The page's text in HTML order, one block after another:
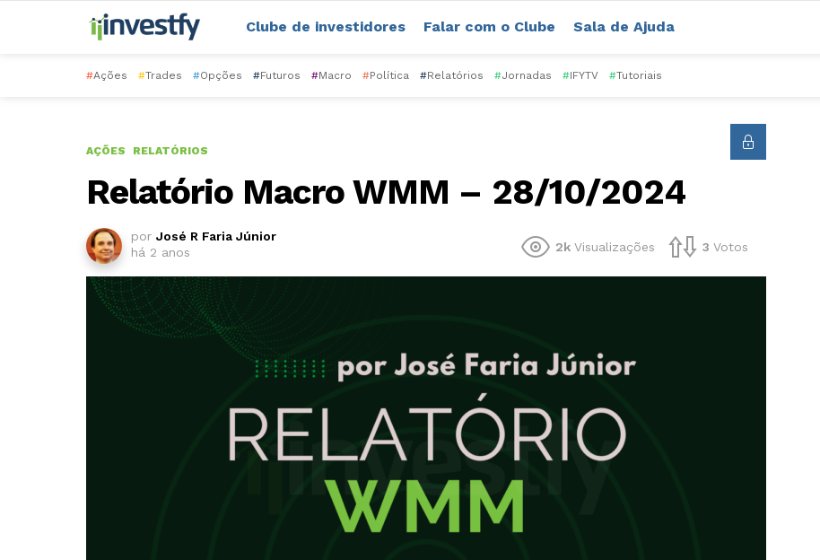
Clube de investidores Falar com o Clube Sala de Ajuda
#Ações #Trades #Opções #Futuros #Macro #Política #Relatórios #Jornadas #IFYTV #Tutoriais
AÇÕES RELATÓRIOS
Relatório Macro WMM – 28/10/2024
por José R Faria Júnior
há 2 anos
2k Visualizações 3 Votos